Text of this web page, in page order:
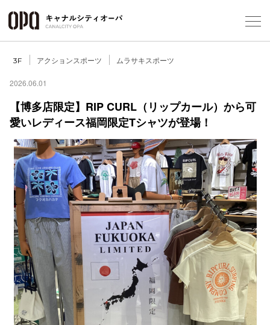
3F アクションスポーツ ムラサキスポーツ
2026.06.01
【博多店限定】RIP CURL（リップカール）から可
愛いレディース福岡限定Tシャツが登場！
フロア
ショッ
レスト
施設案内
アクセ
スタッ
電話で